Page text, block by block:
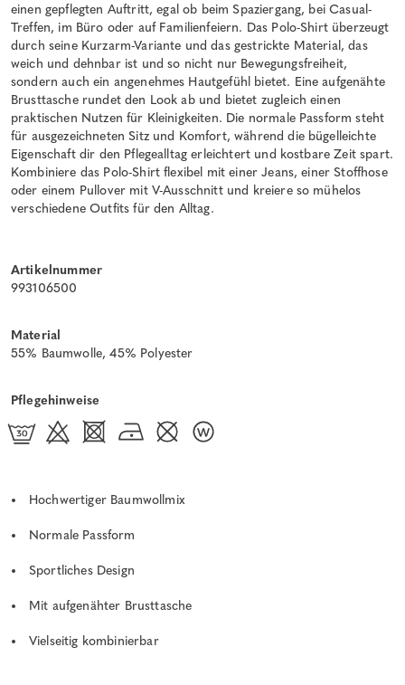
einen gepflegten Auftritt, egal ob beim Spaziergang, bei Casual-
Treffen, im Büro oder auf Familienfeiern. Das Polo-Shirt überzeugt
durch seine Kurzarm-Variante und das gestrickte Material, das
weich und dehnbar ist und so nicht nur Bewegungsfreiheit,
sondern auch ein angenehmes Hautgefühl bietet. Eine aufgenähte
Brusttasche rundet den Look ab und bietet zugleich einen
praktischen Nutzen für Kleinigkeiten. Die normale Passform steht
für ausgezeichneten Sitz und Komfort, während die bügelleichte
Eigenschaft dir den Pflegealltag erleichtert und kostbare Zeit spart.
Kombiniere das Polo-Shirt flexibel mit einer Jeans, einer Stoffhose
oder einem Pullover mit V-Ausschnitt und kreiere so mühelos
verschiedene Outfits für den Alltag.
Artikelnummer
993106500
Material
55% Baumwolle, 45% Polyester
Pflegehinweise
Hochwertiger Baumwollmix
Normale Passform
Sportliches Design
Mit aufgenähter Brusttasche
Vielseitig kombinierbar